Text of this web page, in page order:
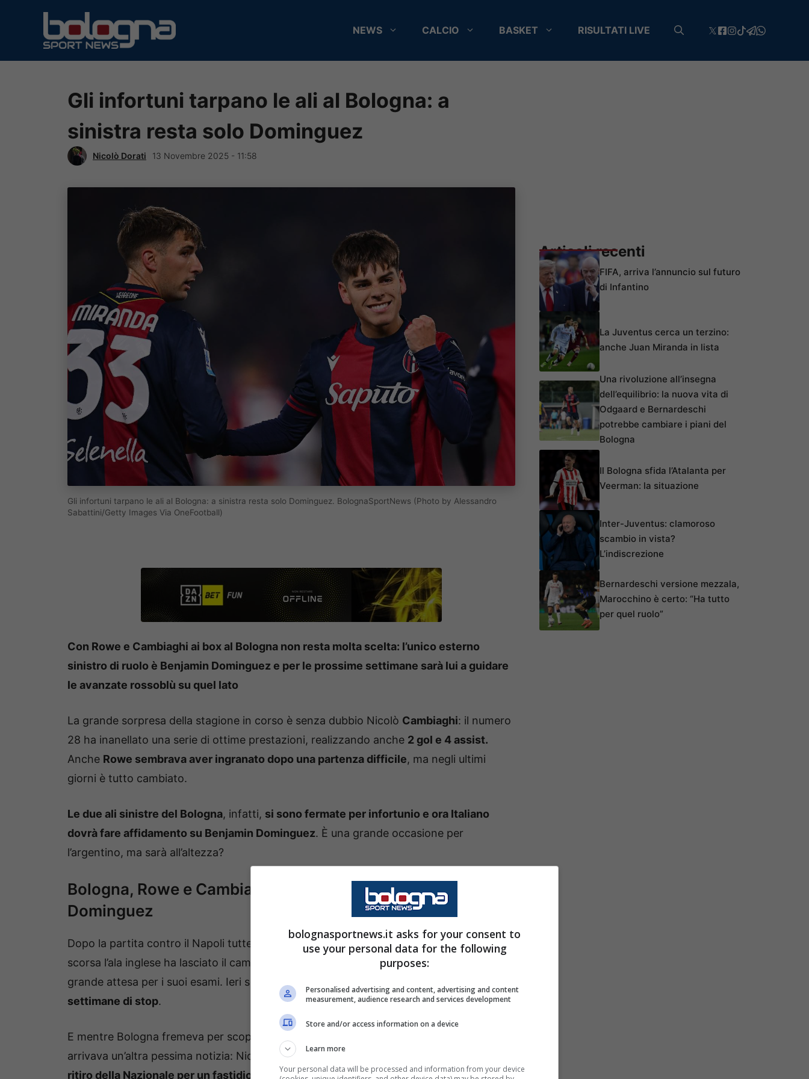
contenuto
NEWS CALCIO BASKET RISULTATI LIVE
Gli infortuni tarpano le ali al Bologna: a
sinistra resta solo Dominguez
Nicolò Dorati 13 Novembre 2025 - 11:58
Gli infortuni tarpano le ali al Bologna: a sinistra resta solo Dominguez. BolognaSportNews (Photo by Alessandro
Sabattini/Getty Images Via OneFootball)
Con Rowe e Cambiaghi ai box al Bologna non resta molta scelta: l’unico esterno
sinistro di ruolo è Benjamin Dominguez e per le prossime settimane sarà lui a guidare
le avanzate rossoblù su quel lato
La grande sorpresa della stagione in corso è senza dubbio Nicolò Cambiaghi: il numero
28 ha inanellato una serie di ottime prestazioni, realizzando anche 2 gol e 4 assist.
Anche Rowe sembrava aver ingranato dopo una partenza difficile, ma negli ultimi
giorni è tutto cambiato.
Le due ali sinistre del Bologna, infatti, si sono fermate per infortunio e ora Italiano
dovrà fare affidamento su Benjamin Dominguez. È una grande occasione per
l’argentino, ma sarà all’altezza?
Bologna, Rowe e Cambiaghi out: a sinistra resta solo
Dominguez
Dopo la partita contro il Napoli tutte le attenzioni erano su Jonathan Rowe
: domenica
scorsa l’ala inglese ha lasciato il campo anzitempo per un fastidio muscolare e c’era
grande attesa per i suoi esami. Ieri sera l’esito ufficiale:
settimane di stop.
E mentre Bologna fremeva per scoprire le condizioni dell’ex Marsiglia, da Coverciano
arrivava un’altra pessima notizia: Nicolò
Cambiaghi nella giornata di ieri ha lasciato il
ritiro della Nazionale per un fastidio al polpaccio.
Articoli recenti
FIFA, arriva l’annuncio sul futuro
di Infantino
La Juventus cerca un terzino:
anche Juan Miranda in lista
Una rivoluzione all’insegna
dell’equilibrio: la nuova vita di
Odgaard e Bernardeschi
potrebbe cambiare i piani del
Bologna
Il Bologna sfida l’Atalanta per
Veerman: la situazione
Inter-Juventus: clamoroso
scambio in vista?
L’indiscrezione
Bernardeschi versione mezzala,
Marocchino è certo: “Ha tutto
per quel ruolo”
bolognasportnews.it asks for your consent to
use your personal data for the following
purposes:
Personalised advertising and content, advertising and content
measurement, audience research and services development
Store and/or access information on a device
Learn more
Your personal data will be processed and information from your device